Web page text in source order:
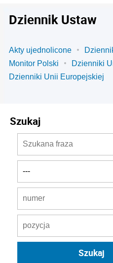
Dziennik Ustaw
Akty ujednolicone
Monitor Polski
Dzienniki
Dzienniki Unii Europejskiej
Szukaj